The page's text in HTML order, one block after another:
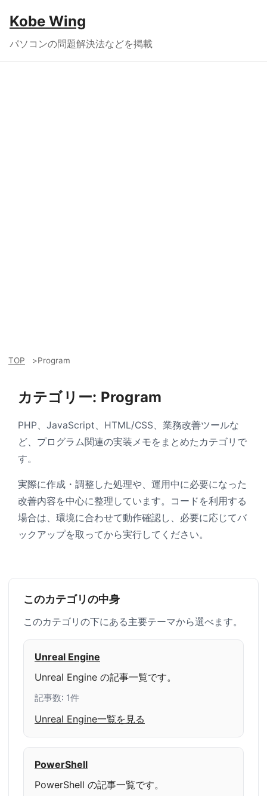
Kobe Wing
パソコンの問題解決法などを掲載
TOP Program
カテゴリー: Program
PHP、JavaScript、HTML/CSS、業務改善ツールな
ど、プログラム関連の実装メモをまとめたカテゴリで
す。
実際に作成・調整した処理や、運用中に必要になった
改善内容を中心に整理しています。コードを利用する
場合は、環境に合わせて動作確認し、必要に応じてバ
ックアップを取ってから実行してください。
このカテゴリの中身
このカテゴリの下にある主要テーマから選べます。
Unreal Engine
Unreal Engine の記事一覧です。
記事数: 1件
Unreal Engine一覧を見る
PowerShell
PowerShell の記事一覧です。